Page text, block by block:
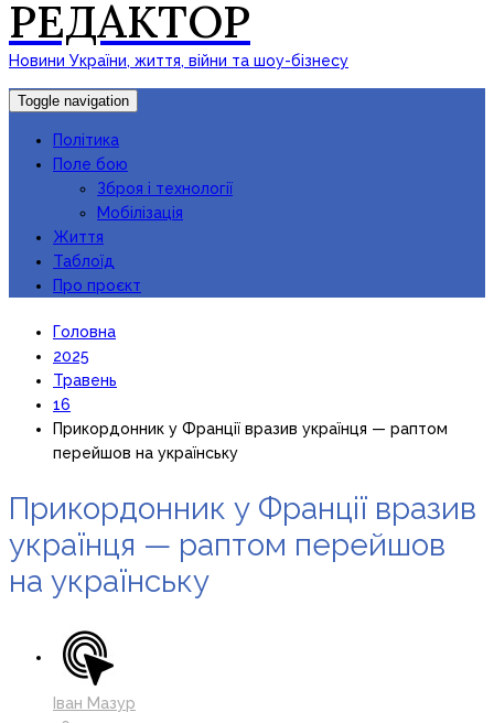
РЕДАКТОР
Новини України, життя, війни та шоу-бізнесу
Toggle navigation
Політика
Поле бою
Зброя і технології
Мобілізація
Життя
Таблоїд
Про проєкт
Головна
2025
Травень
16
Прикордонник у Франції вразив українця — раптом
перейшов на українську
Прикордонник у Франції вразив
українця — раптом перейшов
на українську
Іван Мазур